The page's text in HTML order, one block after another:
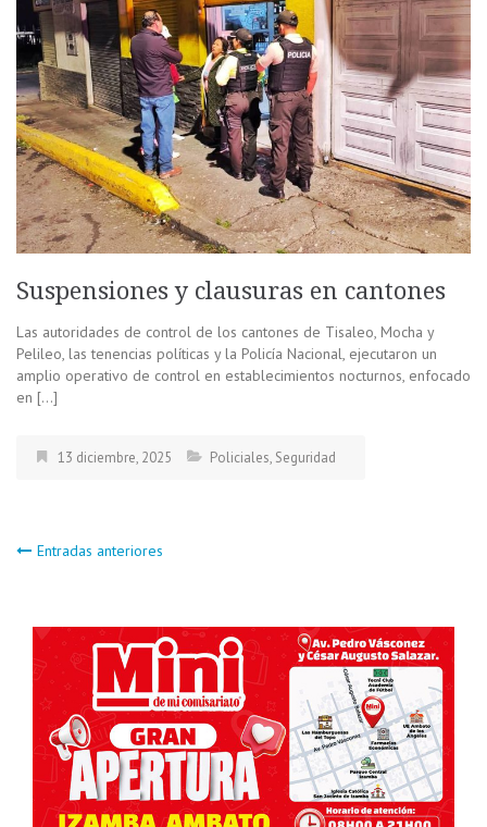
Suspensiones y clausuras en cantones
Las autoridades de control de los cantones de Tisaleo, Mocha y
Pelileo, las tenencias políticas y la Policía Nacional, ejecutaron un
amplio operativo de control en establecimientos nocturnos, enfocado
en […]
13 diciembre, 2025 Policiales, Seguridad
Navegación
de
entradas
Entradas anteriores